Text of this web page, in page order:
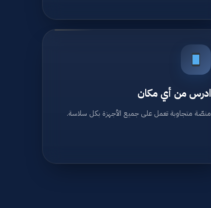
ادرس من أي مكان
منصّة متجاوبة تعمل على جميع الأجهزة بكل سلاسة.